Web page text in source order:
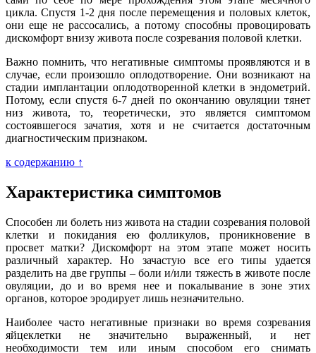
цикла. Спустя 1-2 дня после перемещения и половых клеток,
они еще не рассосались, а потому способны провоцировать
дискомфорт внизу живота после созревания половой клетки.
Важно помнить, что негативные симптомы проявляются и в
случае, если произошло оплодотворение. Они возникают на
стадии имплантации оплодотворенной клетки в эндометрий.
Потому, если спустя 6-7 дней по окончанию овуляции тянет
низ живота, то, теоретически, это является симптомом
состоявшегося зачатия, хотя и не считается достаточным
диагностическим признаком.
к содержанию ↑
Характеристика симптомов
Способен ли болеть низ живота на стадии созревания половой
клетки и покидания ею фолликулов, проникновение в
просвет матки? Дискомфорт на этом этапе может носить
различный характер. Но зачастую все его типы удается
разделить на две группы – боли и/или тяжесть в животе после
овуляции, до и во время нее и покалывание в зоне этих
органов, которое эродирует лишь незначительно.
Наиболее часто негативные признаки во время созревания
яйцеклетки не значительно выраженный, и нет
необходимости тем или иным способом его снимать